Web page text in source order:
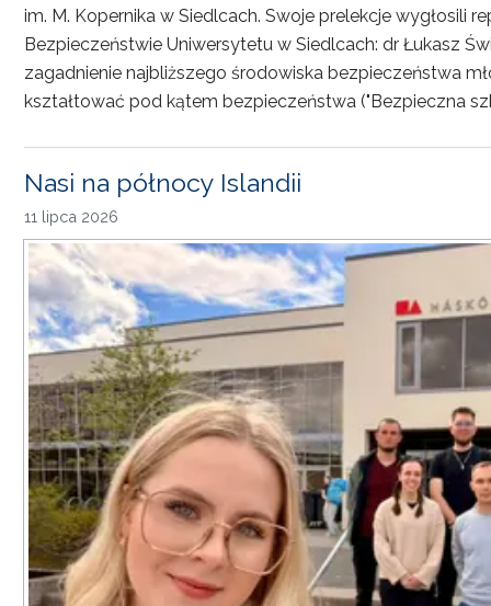
im. M. Kopernika w Siedlcach. Swoje prelekcje wygłosili
Bezpieczeństwie Uniwersytetu w Siedlcach: dr Łukasz
zagadnienie najbliższego środowiska bezpieczeństwa
kształtować pod kątem bezpieczeństwa ("Bezpieczna
Nasi na północy Islandii
11 lipca 2026